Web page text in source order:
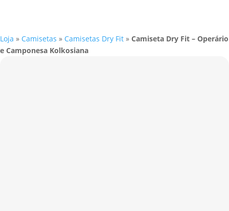
Loja » Camisetas » Camisetas Dry Fit » Camiseta Dry Fit – Operário
e Camponesa Kolkosiana